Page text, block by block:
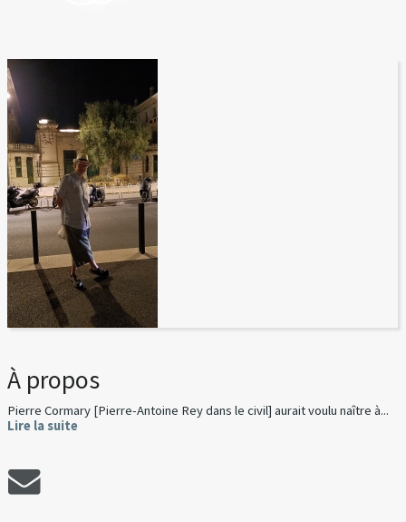
À propos
Pierre Cormary [Pierre-Antoine Rey dans le civil] aurait voulu naître à...
Lire la suite